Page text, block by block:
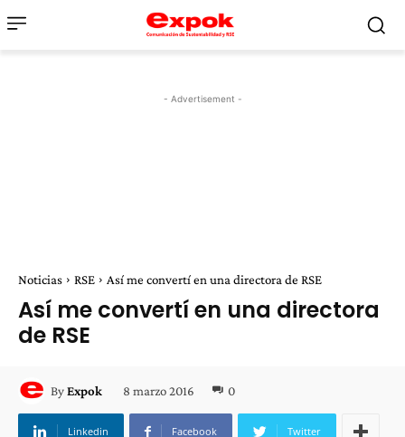
- Advertisement -
Noticias RSE Así me convertí en una directora de RSE
Así me convertí en una directora
de RSE
ByExpok 8 marzo 2016 0
Linkedin Facebook Twitter